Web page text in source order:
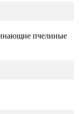
пчелиные